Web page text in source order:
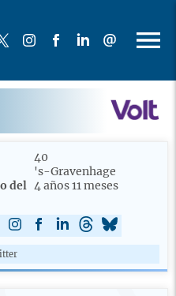
40
's-Gravenhage
del 4 años 11 meses